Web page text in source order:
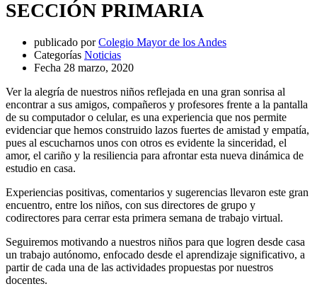
SECCIÓN PRIMARIA
publicado por Colegio Mayor de los Andes
Categorías Noticias
Fecha 28 marzo, 2020
Ver la alegría de nuestros niños reflejada en una gran sonrisa al
encontrar a sus amigos, compañeros y profesores frente a la pantalla
de su computador o celular, es una experiencia que nos permite
evidenciar que hemos construido lazos fuertes de amistad y empatía,
pues al escucharnos unos con otros es evidente la sinceridad, el
amor, el cariño y la resiliencia para afrontar esta nueva dinámica de
estudio en casa.
Experiencias positivas, comentarios y sugerencias llevaron este gran
encuentro, entre los niños, con sus directores de grupo y
codirectores para cerrar esta primera semana de trabajo virtual.
Seguiremos motivando a nuestros niños para que logren desde casa
un trabajo autónomo, enfocado desde el aprendizaje significativo, a
partir de cada una de las actividades propuestas por nuestros
docentes.